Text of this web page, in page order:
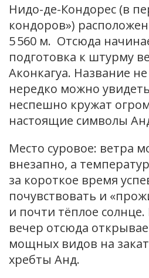
Нидо-де-Кондорес (в
кондоров»)
5 560 м. Отсюда
подготовка к штурму
Аконкагуа. Название
нередко можно
неспешно кружат
настоящие символы
Место суровое: ветра
внезапно, а
за короткое время
почувствовать и
и почти тёплое
вечер отсюда
мощных видов на
хребты Анд.